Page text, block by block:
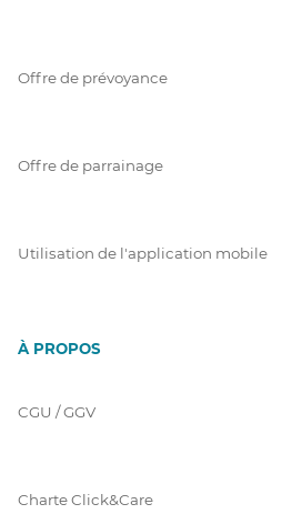
Offre de prévoyance
Offre de parrainage
Utilisation de l'application mobile
À PROPOS
CGU / GGV
Charte Click&Care